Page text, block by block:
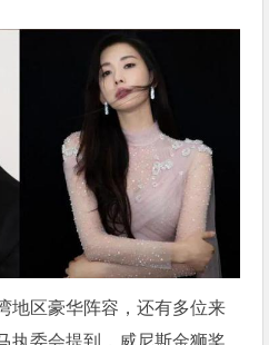
地区豪华阵容，还有多位来
执委会提到，威尼斯金狮奖